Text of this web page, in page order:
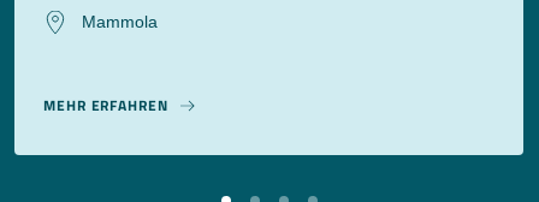
Mammola
MEHR ERFAHREN